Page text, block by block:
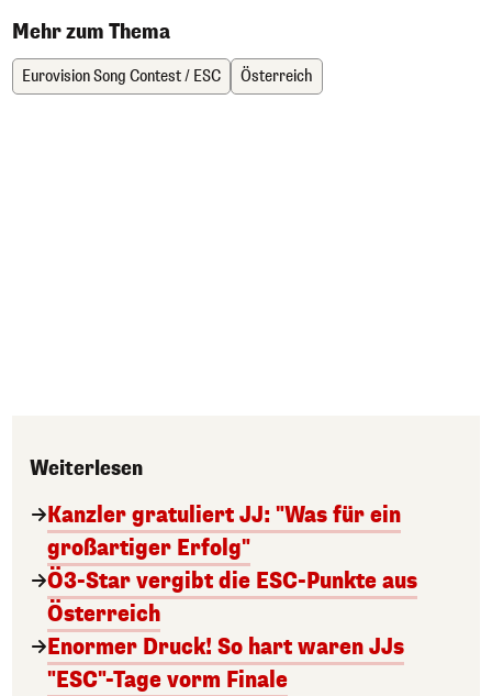
Mehr zum Thema
Eurovision Song Contest / ESC Österreich
Weiterlesen
Kanzler gratuliert JJ: "Was für ein
großartiger Erfolg"
Ö3-Star vergibt die ESC-Punkte aus
Österreich
Enormer Druck! So hart waren JJs
"ESC"-Tage vorm Finale